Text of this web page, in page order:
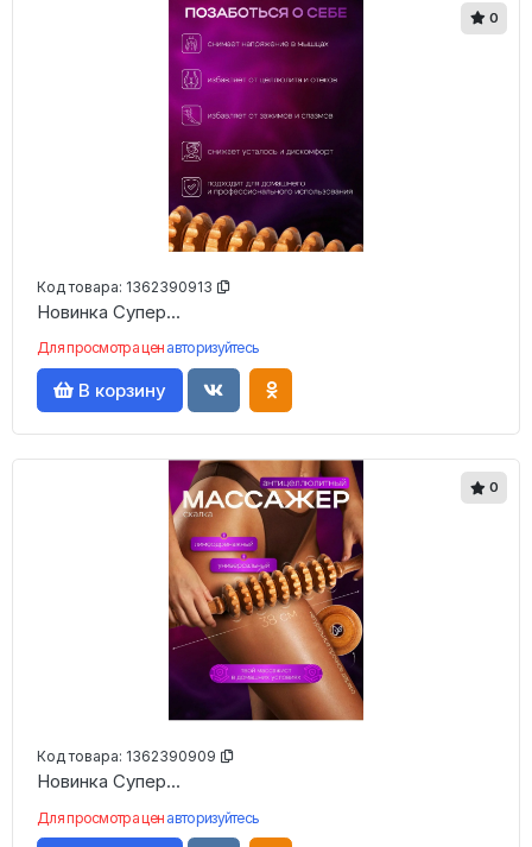
0
Код товара: 1362390913
Новинка Супер...
Для просмотра цен авторизуйтесь
В корзину
0
Код товара: 1362390909
Новинка Супер...
Для просмотра цен авторизуйтесь